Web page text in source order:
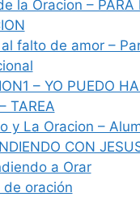
la Oracion – PARA
falto de amor –
– YO PUEDO
TAREA
y La Oracion –
CON
a Orar
de oración